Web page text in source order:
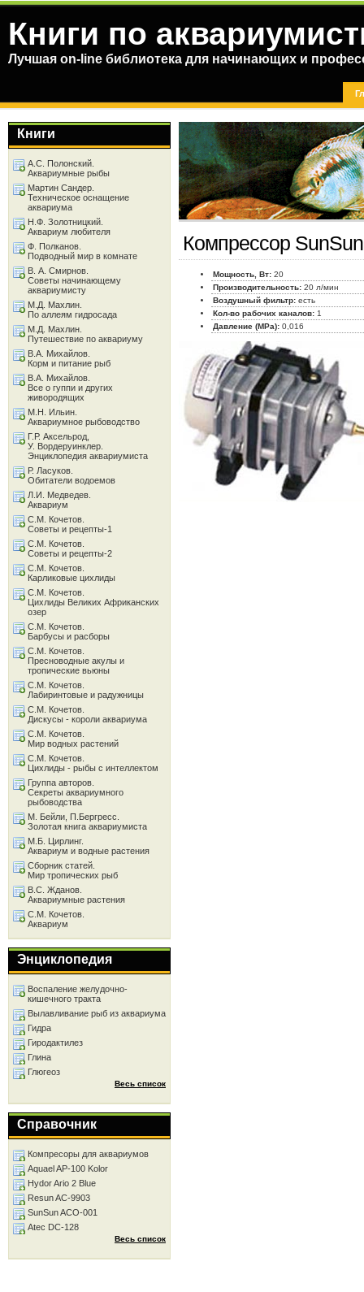
Книги по
Лучшая on-line библиотека для начинающих и
Компрессор
Мощность, Вт: 20
Производительность: 20 л/мин
Воздушный фильтр: есть
Кол-во рабочих каналов: 1
Давление (MPa): 0,016
Книги
А.С. Полонский.
Аквариумные рыбы
Мартин Сандер.
Техническое оснащение
аквариума
Н.Ф. Золотницкий.
Аквариум любителя
Ф. Полканов.
Подводный мир в комнате
В. А. Смирнов.
Советы начинающему
аквариумисту
М.Д. Махлин.
По аллеям гидросада
М.Д. Махлин.
Путешествие по аквариуму
В.А. Михайлов.
Корм и питание рыб
В.А. Михайлов.
Все о гуппи и других
живородящих
М.Н. Ильин.
Аквариумное рыбоводство
Г.Р. Аксельрод,
У. Вордеруинклер.
Энциклопедия аквариумиста
Р. Ласуков.
Обитатели водоемов
Л.И. Медведев.
Аквариум
С.М. Кочетов.
Советы и рецепты-1
С.М. Кочетов.
Советы и рецепты-2
С.М. Кочетов.
Карликовые цихлиды
С.М. Кочетов.
Цихлиды Великих Африканских
озер
С.М. Кочетов.
Барбусы и расборы
С.М. Кочетов.
Пресноводные акулы и
тропические вьюны
С.М. Кочетов.
Лабиринтовые и радужницы
С.М. Кочетов.
Дискусы - короли аквариума
С.М. Кочетов.
Мир водных растений
С.М. Кочетов.
Цихлиды - рыбы с интеллектом
Группа авторов.
Секреты аквариумного
рыбоводства
М. Бейли, П.Бергресс.
Золотая книга аквариумиста
М.Б. Цирлинг.
Аквариум и водные растения
Сборник статей.
Мир тропических рыб
В.С. Жданов.
Аквариумные растения
С.М. Кочетов.
Аквариум
Энциклопедия
Воспаление желудочно-
кишечного тракта
Вылавливание рыб из аквариума
Гидра
Гиродактилез
Глина
Глюгеоз
Весь список
Справочник
Компресоры для аквариумов
Aquael AP-100 Kolor
Hydor Ario 2 Blue
Resun AC-9903
SunSun ACO-001
Atec DC-128
Весь список